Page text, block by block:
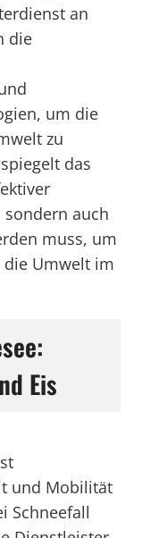
an
die
um die
zu
das
auch
muss, um
Umwelt im
Eis
und Mobilität
Schneefall